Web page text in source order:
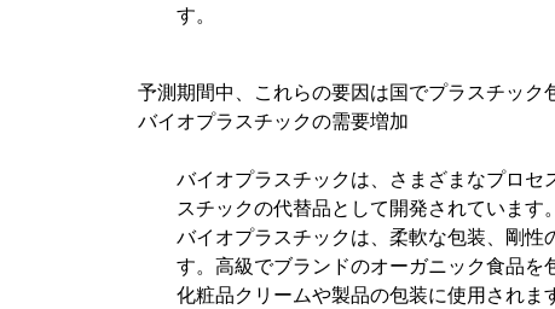
す。
予測期間中、これらの要因は国でプラスチック
バイオプラスチックの需要増加
バイオプラスチックは、さまざまなプロ
スチックの代替品として開発されています。
バイオプラスチックは、柔軟な包装、剛
す。高級でブランドのオーガニック食品を
化粧品クリームや製品の包装に使用されま